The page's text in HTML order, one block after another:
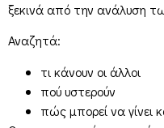
ξεκινά από την ανάλυση
Αναζητά:
τι κάνουν οι άλλοι
πού υστερούν
πώς μπορεί να γίνει